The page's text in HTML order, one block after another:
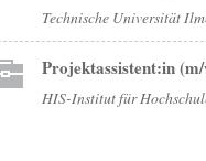
Technische Universität
Projektassistent:in
HIS-Institut für